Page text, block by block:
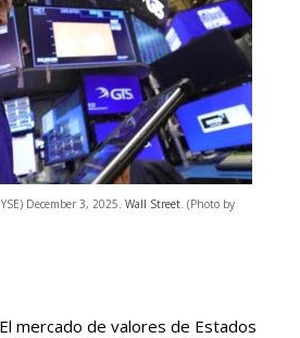
December 3, 2025. Wall Street. (Photo by
mercado de valores de Estados